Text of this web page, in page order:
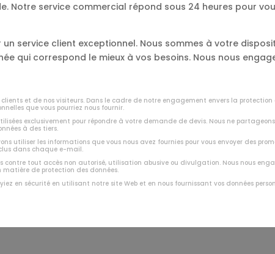
Notre service commercial répond sous 24 heures pour
service client exceptionnel. Nous sommes à votre
qui correspond le mieux à vos besoins. Nous nous
et de nos visiteurs. Dans le cadre de notre engagement envers la protection
que vous pourriez nous fournir.
exclusivement pour répondre à votre demande de devis. Nous ne
à des tiers.
utiliser les informations que vous nous avez fournies pour vous envoyer des
dans chaque e-mail.
contre tout accès non autorisé, utilisation abusive ou divulgation. Nous nous
de protection des données.
en sécurité en utilisant notre site Web et en nous fournissant vos données